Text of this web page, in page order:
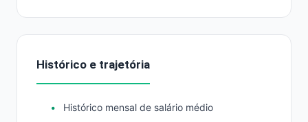
Histórico e trajetória
Histórico mensal de salário médio